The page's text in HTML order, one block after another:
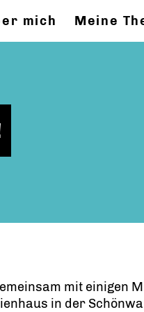
mich Meine
mit einigen
in der